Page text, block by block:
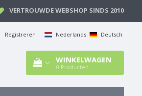
VERTROUWDE WEBSHOP SINDS 2010
Registreren Nederlands Deutsch
WINKELWAGEN
0 Producten